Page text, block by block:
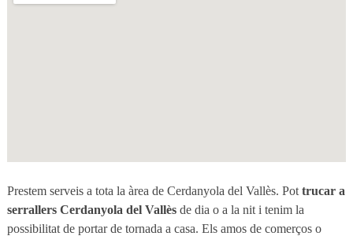
Prestem serveis a tota la àrea de Cerdanyola del Vallès. Pot trucar a
serrallers Cerdanyola del Vallèsde dia o a la nit i tenim la
possibilitat de portar de tornada a casa. Els amos de comerços o